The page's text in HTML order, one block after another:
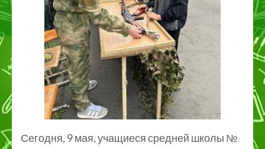
Сегодня, 9 мая, учащиеся средней школы №